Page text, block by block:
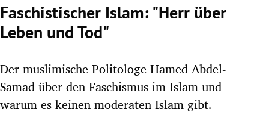
Untermenü
Faschistischer Islam: "Herr über
Leben und Tod"
Der muslimische Politologe Hamed Abdel-
Samad über den Faschismus im Islam und
warum es keinen moderaten Islam gibt.